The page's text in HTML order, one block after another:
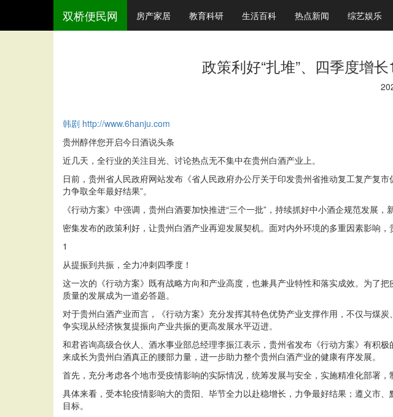
双桥便民网 房产家居 教育科研 生活百科 热点新闻 综艺娱乐
政策利好“扎堆”、四季度增
韩剧 http://www.6hanju.com
贵州醇伴您开启今日酒说头条
近几天，全行业的关注目光、讨论热点无不集中在贵州白酒产业上。
日前，贵州省人民政府网站发布《省人民政府办公厅关于印发贵州省推动复工复产复
力争取全年最好结果”。
《行动方案》中强调，贵州白酒要加快推进“三个一批”，持续抓好中小酒企规范发展
密集发布的政策利好，让贵州白酒产业再迎发展契机。面对内外环境的多重因素影响
1
从提振到共振，全力冲刺四季度！
这一次的《行动方案》既有战略方向和产业高度，也兼具产业特性和落实成效。为了
质量的发展成为一道必答题。
对于贵州白酒产业而言，《行动方案》充分发挥其特色优势产业支撑作用，不仅与煤
争实现从经济恢复提振向产业共振的更高发展水平迈进。
和君咨询高级合伙人、酒水事业部总经理李振江表示，贵州省发布《行动方案》有积
来成长为贵州白酒真正的腰部力量，进一步助力整个贵州白酒产业的健康有序发展。
首先，充分考虑各个地市受疫情影响的实际情况，统筹发展与安全，实施精准化部署，
具体来看，受本轮疫情影响大的贵阳、毕节全力以赴稳增长，力争最好结果；遵义市
目标。